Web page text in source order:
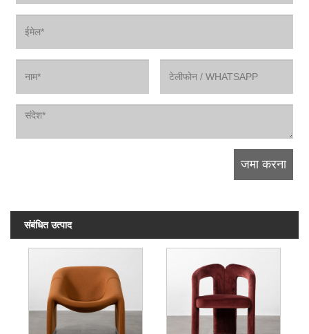
संबंधित उत्पाद